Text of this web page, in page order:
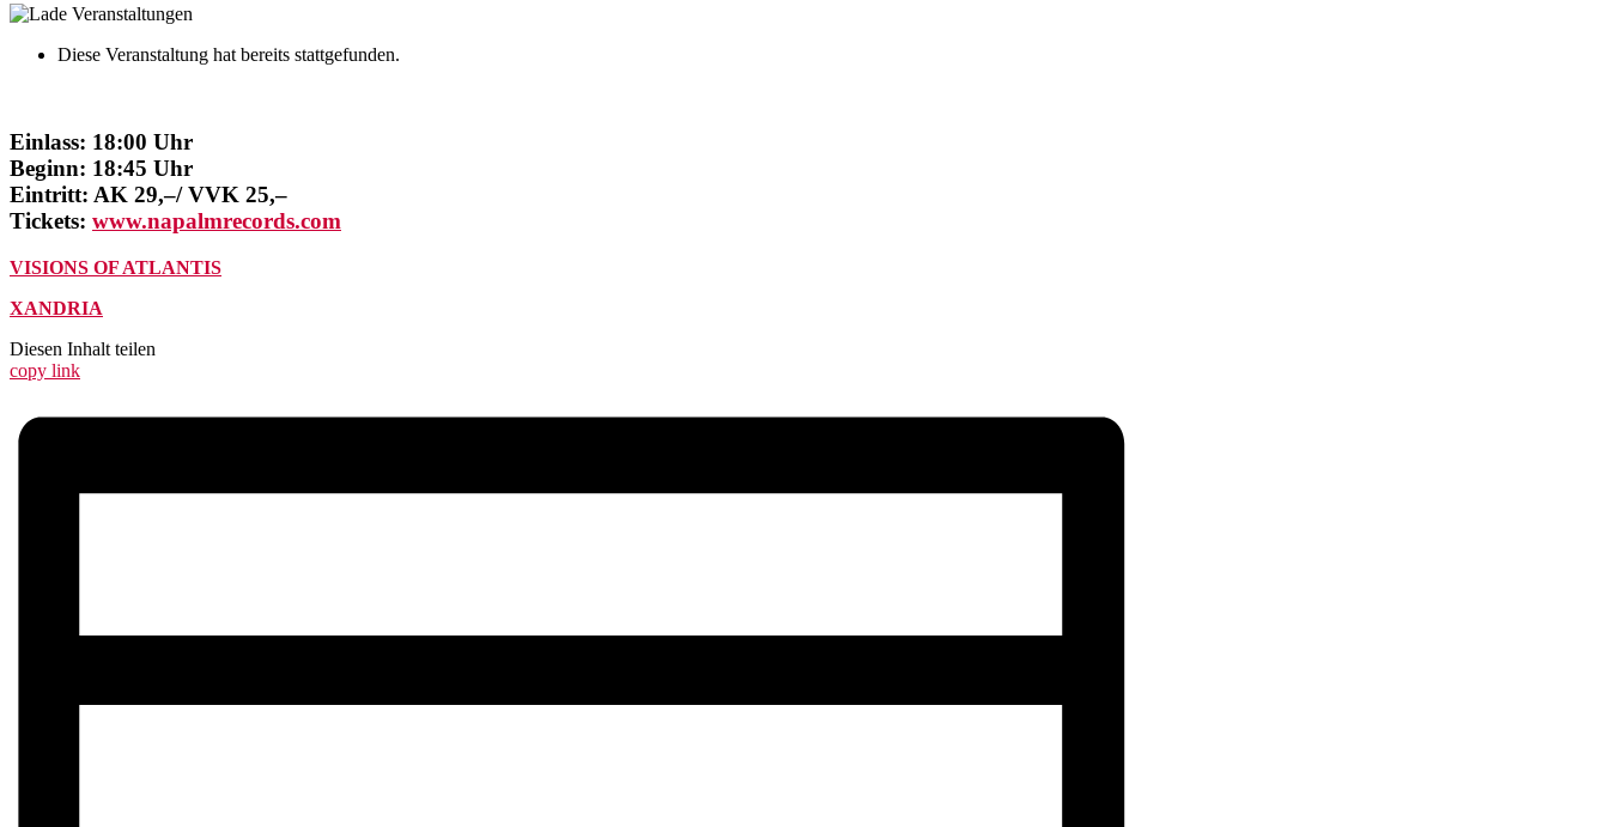
Diese Veranstaltung hat bereits stattgefunden.
Einlass: 18:00 Uhr
Beginn: 18:45 Uhr
Eintritt: AK 29,–/ VVK 25,–
Tickets: www.napalmrecords.com
VISIONS OF ATLANTIS
XANDRIA
Diesen Inhalt teilen
copy link